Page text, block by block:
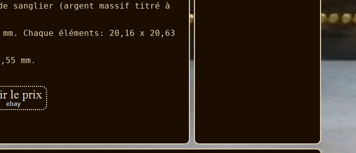
sanglier (argent massif titré à
Chaque éléments: 20,16 x 20,63
mm.